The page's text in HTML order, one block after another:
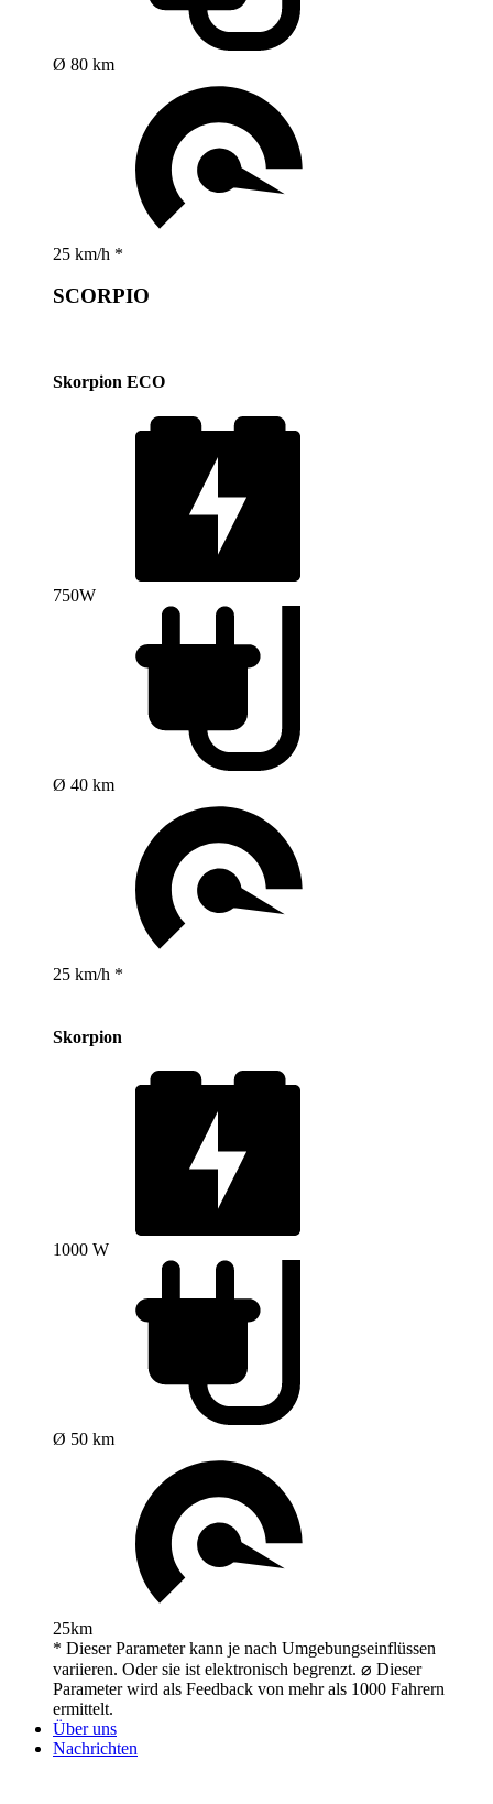
Ø 80 km
25 km/h *
SCORPIO
Skorpion ECO
750W
Ø 40 km
25 km/h *
Skorpion
1000 W
Ø 50 km
25km
* Dieser Parameter kann je nach Umgebungseinflüssen
variieren. Oder sie ist elektronisch begrenzt. ⌀ Dieser
Parameter wird als Feedback von mehr als 1000 Fahrern
ermittelt.
Über uns
Nachrichten